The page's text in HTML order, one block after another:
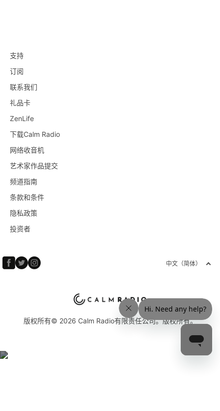
支持
订阅
联系我们
礼品卡
ZenLife
下载Calm Radio
网络收音机
艺术家作品提交
频道指南
条款和条件
隐私政策
投资者
中文（简体）
版权所有© 2026 Calm Radio有限责任公司。版权所有。